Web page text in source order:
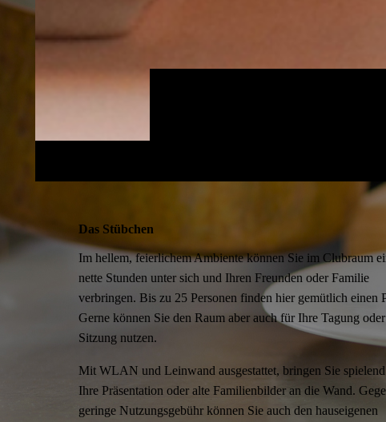
Das Stübchen
Im hellem, feierlichem Ambiente können Sie im Clubraum
nette Stunden unter sich und Ihren Freunden oder Familie
verbringen. Bis zu 25 Personen finden hier gemütlich einen
Gerne können Sie den Raum aber auch für Ihre Tagung oder
Sitzung nutzen.
Mit WLAN und Leinwand ausgestattet, bringen Sie
Ihre Präsentation oder alte Familienbilder an die Wand.
geringe Nutzungsgebühr können Sie auch den hauseigenen